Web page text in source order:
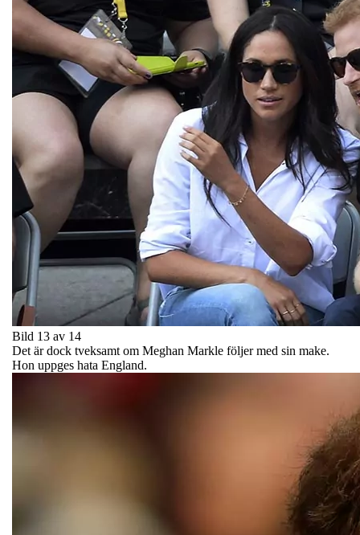
Bild 13 av 14
Det är dock tveksamt om Meghan Markle följer med sin make.
Hon uppges hata England.